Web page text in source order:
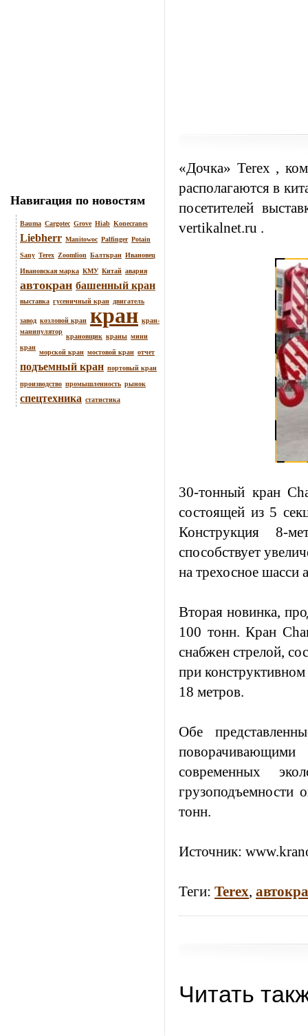
Навигация по новостям
Bauma Cargotec Grove Hiab Konecranes
Liebherr Manitowoc Palfinger Potain
Sany Terex Zoomlion Балткран Ивановец
Ивановская марка КМУ Китай авария
автокран башенный кран
выставка гусеничный кран двигатель
завод козловой кран кран кран-
манипулятор крановщик краны мини
кран морской кран мостовой кран отчет
подъемный кран портовый кран
производство промышленность рынок
спецтехника статистика
«Дочка» Terex,
располагаются в
посетителей
vertikalnet.ru .
30-тонный кран
состоящей из 5
Конструкция 8-
способствует
на трехосное шасси
Вторая новинка,
100 тонн. Кран
снабжен стрелой,
при
18 метров.
Обе
современных
грузоподъемности
тонн.
Источник:
Теги: Terex,
Читать